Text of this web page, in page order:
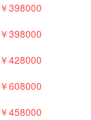
￥398000
￥398000
￥428000
￥608000
￥458000